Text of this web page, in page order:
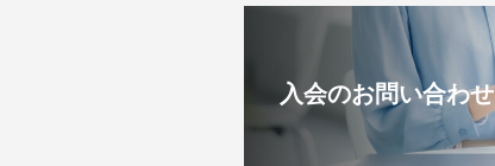
入会のお問い合わせ